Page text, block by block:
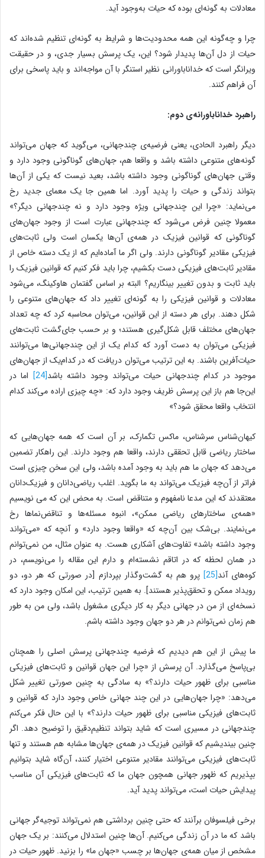
معادلات به گونه‌ای بوده که حیات به‌وجود آید.
چرا و چه‌‌گونه این همه محدودیت‌ها و شرایط به گونه‌ای تنظیم شده‌اند که
حیات از دل آن‌ها پدیدار شود؟ این، یک پرسش بسیار جدی، و در حقیقت
ویرانگر است که خداناباورانی نظیر استنگر با آن مواجه‌اند و باید پاسخی برای
آن فراهم کنند.
راهبرد خداناباورانه‌ی دوم:
دیگر راهبرد الحادی، یعنی فرضیه‌ی چندجهانی، می‌گوید که جهان می‌تواند
گونه‌های متنوعی داشته باشد و واقعا هم، جهان‌های گوناگونی وجود دارد و
وقتی جهان‌های گوناگونی وجود داشته باشد، بعید نیست که یکی از آن‌ها
بتواند زندگی و حیات را پدید آورد. اما همین جا یک معمای جدید رخ
می‌نماید: «چرا این چندجهانی ویژه وجود دارد و نه چندجهانی دیگر؟»
معمولا چنین فرض می‌شود که چندجهانی عبارت است از وجود جهان‌های
گوناگونی که قوانین فیزیک در همه‌ی آن‌ها یکسان است ولی ثابت‌های
فیزیکی مقادیر گوناگونی دارند. ولی اگر ما آماده‌ایم که از یک دسته خاص از
مقادیر ثابت‌های فیزیکی دست بکشیم، چرا باید فکر کنیم که قوانین فیزیک را
باید ثابت و بدون تغییر بینگاریم؟ البته بر اساس گفتمان هاوکینگ، می‌شود
معادلات و قوانین فیزیکی را به گونه‌ای تغییر داد که جهان‌های متنوعی را
شکل دهند. برای هر دسته از این قوانین، می‌توان محاسبه کرد که چه تعداد
جهان‌های مختلف قابل شکل‌گیری هستند؛ و بر حسب جای‌گشت ثابت‌های
فیزیکی می‌توان به دست آورد که کدام یک از این چندجهانی‌ها می‌توانند
حیات‌آفرین باشند. به این ترتیب می‌توان دریافت که در کدام‌یک از جهان‌های
موجود در کدام چندجهانی حیات می‌تواند وجود داشته باشد[24]
اما در
این‌جا هم باز این پرسش ظریف وجود دارد که: «چه چیزی اراده می‌کند کدام
انتخاب واقعا محقق شود؟»
کیهان‌شناس سرشناس، ماکس تگمارک، بر آن است که همه جهان‌هایی که
ساختار ریاضی قابل تحققی دارند، واقعا هم وجود دارند. این راهکار تضمین
می‌دهد که جهان ما هم باید به وجود ‌آمده باشد، ولی این سخن چیزی است
فراتر از آن‌چه فیزیک می‌تواند به ما بگوید. اغلب ریاضی‌دانان و فیزیک‌دانان
معتقدند که این مدعا نامفهوم و متناقض است. به محض این که می نویسیم
«همه‌ی ساختارهای ریاضی ممکن»، انبوه مسئله‌ها و تناقض‌نماها رخ
می‌نمایند. بی‌شک بین آن‌چه که «واقعا وجود دارد» و آنچه که «می‌تواند
وجود داشته باشد» تفاوت‌های آشکاری هست. به عنوان مثال، من نمی‌توانم
در همان لحظه که در اتاقم نشسته‌ام و دارم این مقاله را می‌نویسم، در
کوه‌های آند[25]
پرو هم به گشت‌و‌گذار بپردازم [در صورتی که هر دو، دو
رویداد ممکن و تحقق‌پذیر هستند]. به همین ترتیب، این امکان وجود دارد که
نسخه‌ای از من در جهانی دیگر به کار دیگری مشغول باشد، ولی من به طور
هم زمان نمی‌توانم در هر دو جهان وجود داشته باشم.
ما پیش از این هم دیدیم که فرضیه چندجهانی پرسش اصلی را همچنان
بی‌پاسخ می‌گذارد. آن پرسش از «چرا این جهان قوانین و ثابت‌های فیزیکی
مناسبی برای ظهور حیات دارند؟» به سادگی به چنین صورتی تغییر شکل
می‌دهد: «چرا جهان‌هایی در این چند جهانی خاص وجود دارد که قوانین و
ثابت‌های فیزیکی مناسبی برای ظهور حیات دارند؟» با این حال فکر می‌کنم
چندجهانی در مسیری است که شاید بتواند تنظیم‌دقیق را توضیح دهد. اگر
چنین بیندیشیم که قوانین فیزیک در همه‌ی جهان‌ها مشابه هم هستند و تنها
ثابت‌های فیزیکی می‌توانند مقادیر متنوعی اختیار کنند، آن‌گاه شاید بتوانیم
بپذیریم که ظهور جهانی همچون جهان ما که ثابت‌های فیزیکی آن مناسب
پیدایش حیات است، می‌تواند پدید آید.
برخی فیلسوفان برآنند که حتی چنین برداشتی هم نمی‌تواند توجیه‌گر جهانی
باشد که ما در آن زندگی می‌کنیم. آن‌ها چنین استدلال می‌کنند: بر یک جهان
مشخص از میان همه‌ی جهان‌ها بر چسب «جهان ما» را بزنید. ظهور حیات در